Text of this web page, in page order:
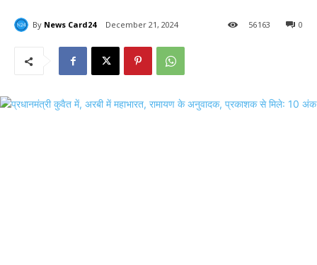
By News Card24 December 21, 2024 0
56163